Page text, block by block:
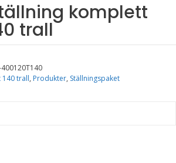
komplett
trall
140 trall, Produkter, Ställningspaket